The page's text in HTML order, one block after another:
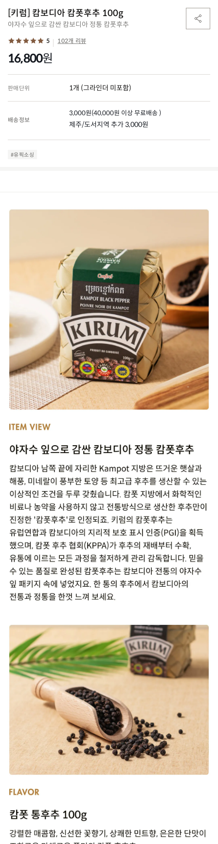
[키럼] 캄보디아 캄폿후추 100g
야자수 잎으로 감싼 캄보디아 정통 캄폿후추
5 102개 리뷰
16,800원
판매단위 1개 (그라인더 미포함)
배송정보
3,000원(40,000원 이상 무료배송 )
제주/도서지역 추가 3,000원
#유픽소싱